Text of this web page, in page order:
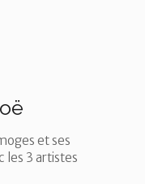
et ses
les 3 artistes